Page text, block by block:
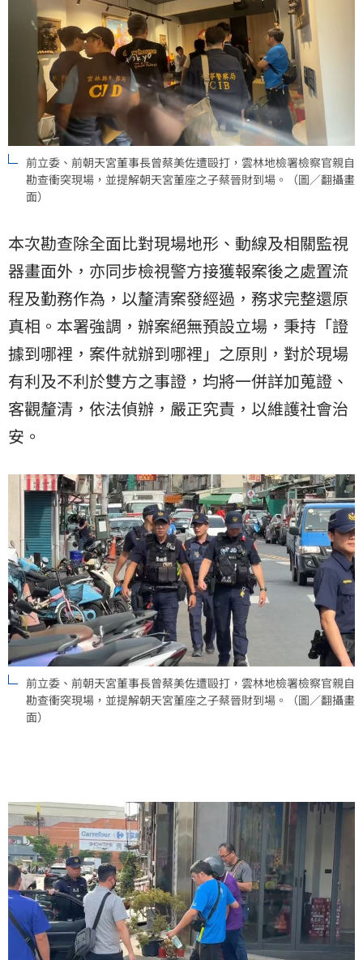
前立委、前朝天宮董事長曾蔡美佐遭毆打，雲林地檢署檢察官親自
勘查衝突現場，並提解朝天宮董座之子蔡晉財到場。（圖／翻攝畫
面）
本次勘查除全面比對現場地形、動線及相關監視
器畫面外，亦同步檢視警方接獲報案後之處置流
程及勤務作為，以釐清案發經過，務求完整還原
真相。本署強調，辦案絕無預設立場，秉持「證
據到哪裡，案件就辦到哪裡」之原則，對於現場
有利及不利於雙方之事證，均將一併詳加蒐證、
客觀釐清，依法偵辦，嚴正究責，以維護社會治
安。
前立委、前朝天宮董事長曾蔡美佐遭毆打，雲林地檢署檢察官親自
勘查衝突現場，並提解朝天宮董座之子蔡晉財到場。（圖／翻攝畫
面）